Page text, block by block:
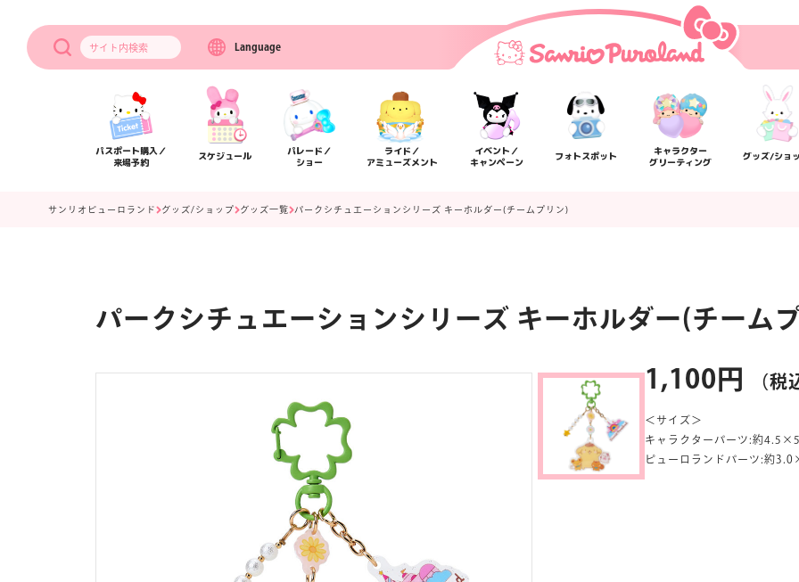
サイト内検索 Language
パスポート購入／
来場予約
スケジュール
パレード／
ショー
ライド／
アミューズメント
イベント／
キャンペーン
フォトスポット
キャラクター
グリーティング
グッズ/ショ
よくあるご質問
サンリオピューロランド グッズ/ショップ グッズ一覧 パークシチュエーションシリーズ キーホルダー(チームプリン)
パークシチュエーションシリーズ キーホルダー(チーム
1,100円 （税
＜サイズ＞
キャラクターパーツ:約
ピューロランドパーツ:約